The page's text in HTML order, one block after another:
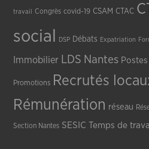
travail Congrès covid-19 CSAM CTAC
social
DSP Débats Expatriation
Immobilier LDS Nantes
Promotions Recrutés
Rémunération réseau
Section Nantes SESIC Temps de